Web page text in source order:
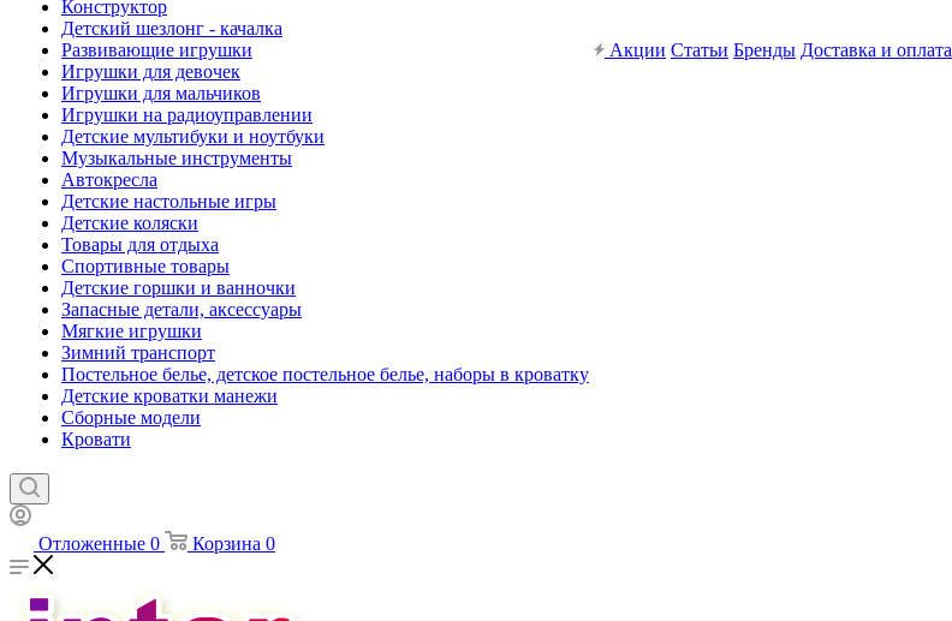
Конструктор
Детский шезлонг - качалка
Развивающие игрушки
Игрушки для девочек
Игрушки для мальчиков
Игрушки на радиоуправлении
Детские мультибуки и ноутбуки
Музыкальные инструменты
Автокресла
Детские настольные игры
Детские коляски
Товары для отдыха
Спортивные товары
Детские горшки и ванночки
Запасные детали, аксессуары
Мягкие игрушки
Зимний транспорт
Постельное белье, детское постельное белье, наборы в кроватку
Детские кроватки манежи
Сборные модели
Кровати
Акции Статьи Бренды Доставка и оплата
Отложенные 0 Корзина 0